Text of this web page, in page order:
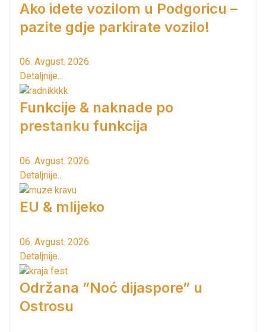
Ako idete vozilom u Podgoricu –
pazite gdje parkirate vozilo!
06. Avgust. 2026.
Detaljnije...
Funkcije & naknade po
prestanku funkcija
06. Avgust. 2026.
Detaljnije...
EU & mlijeko
06. Avgust. 2026.
Detaljnije...
Održana ”Noć dijaspore” u
Ostrosu